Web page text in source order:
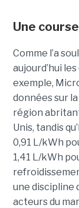
Une
Comme l’a
aujourd’hui
exemple,
données sur
région
Unis, tandis
0,91 L/kWh
1,41 L/kWh
une discipline
acteurs du